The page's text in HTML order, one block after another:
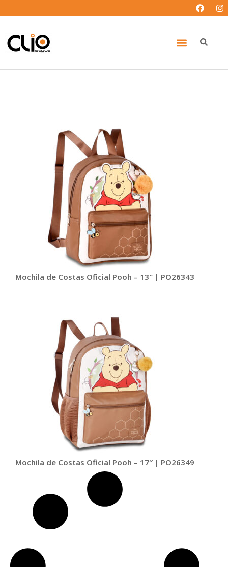
Mochila de Costas Oficial Pooh – 13″ | PO26343
Mochila de Costas Oficial Pooh – 17″ | PO26349